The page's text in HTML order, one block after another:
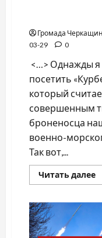
Громада
03-29
0
<…> Однажды
посетить
который
совершенным
броненосца
военно-
Так вот,...
Читать далее